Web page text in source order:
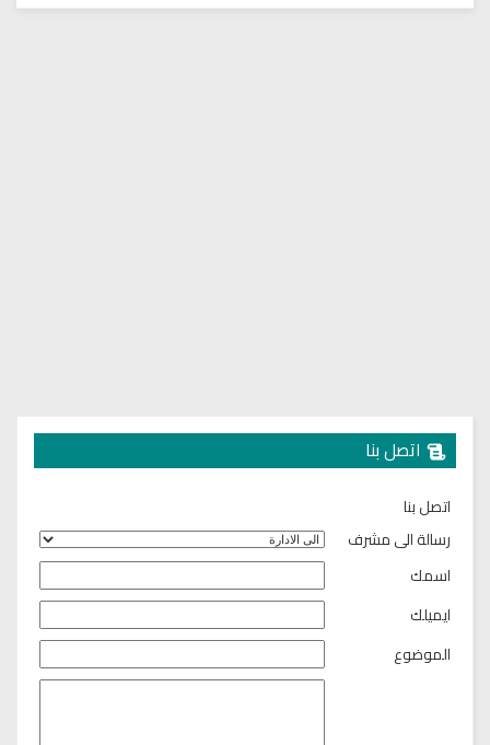
اتصل بنا
اتصل بنا
رسالة الى مشرف
اسمك
ايميلك
الموضوع